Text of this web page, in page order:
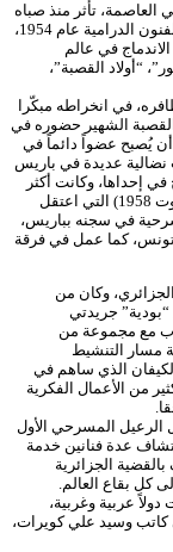
بأعالي العاصمة، تأثر منذ صباه
بالتيار الوطني واهتمّ بالمسرح، فالتحق بالمركز الجهوي للفنون الدرامية عام 1954،
في عالم
“أولاد القصبة”،
في انخراطه مبكّرا
الشهير حضوره في
لجبهة التحرير بالجزائر العام 1955، قبل أن يُصبح عضواً دائماً في
نضالية عديدة في باريس
جُرح في إحداها، وكانت أكثر
عملياته شهرة هي تفجير أنابيب النفط في مارسيليا (25 أوت 1958) التي اعتقل
فرقة مسرحية في سجنه بباريس،
السجن عام 1961، ويلجأ إلى تونس، كما عمل في فرقة
الجزائري، وكان من
جريدتي
مع مجموعة من
مسار التنشيط
الذي ساهم في
من الأعمال الفكرية
الرعيل المسرحي الأول
عدة فنانين خدمة
الجزائرية
كل بقاع العالم.
دولاً عربية وغربية،
وسيد علي كويرات،